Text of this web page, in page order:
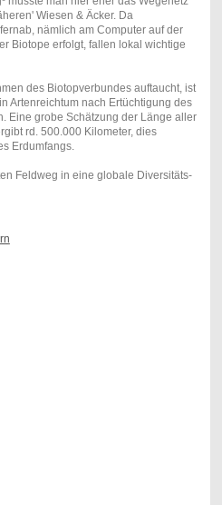
Wiesen & Äcker. Da
nämlich am Computer auf der
Biotope erfolgt, fallen lokal wichtige
des Biotopverbundes auftaucht, ist
Artenreichtum nach Ertüchtigung des
Eine grobe Schätzung der Länge aller
rd. 500.000 Kilometer, dies
Erdumfangs.
Feldweg in eine globale Diversitäts-